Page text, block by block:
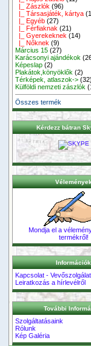
|_ Zászlók (96)
|_ Társasjáték, kártya
|_ Egyéb (27)
|_ Férfiaknak (21)
|_ Gyerekeknek (14)
|_ Nőknek (9)
Március 15 (27)
Karácsonyi ajándékok
Képeslap (2)
Plakátok,könyöklők (2)
Térképek, atlaszok-> (32)
Külföldi nemzeti zászlók
Összes termék
Kérdezz bátran
Mondja el a
termékről!
Információk
Kapcsolat - Vevőszolgálat
Leiratkozás a hírlevélről
További
Szolgáltatásaink
Rólunk
Kép Galéria